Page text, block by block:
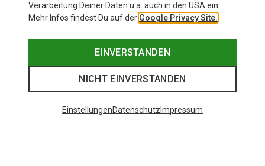
Beliebte Kategorien
Verarbeitung Deiner Daten u.a. auch in den USA ein.
Mehr Infos findest Du auf der Google Privacy Site.
EINVERSTANDEN
NICHT EINVERSTANDEN
EinstellungenDatenschutz Impressum